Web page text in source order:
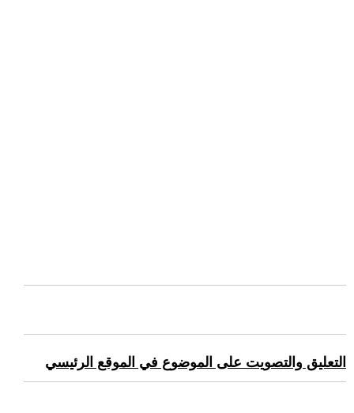
التعليق والتصويت على الموضوع في الموقع الرئيسي